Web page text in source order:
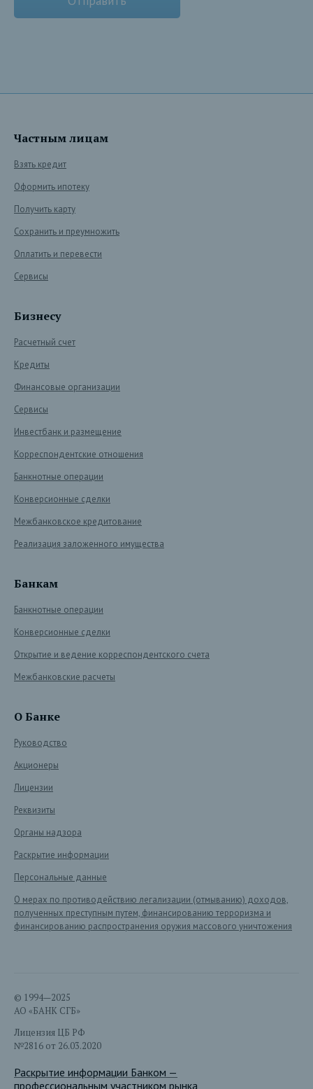
Частным лицам
Взять кредит
Оформить ипотеку
Получить карту
Сохранить и преумножить
Оплатить и перевести
Сервисы
Бизнесу
Расчетный счет
Кредиты
Финансовые организации
Сервисы
Инвестбанк и размещение
Корреспондентские отношения
Банкнотные операции
Конверсионные сделки
Межбанковское кредитование
Реализация заложенного имущества
Банкам
Банкнотные операции
Конверсионные сделки
Открытие и ведение корреспондентского счета
Межбанковские расчеты
О Банке
Руководство
Акционеры
Лицензии
Реквизиты
Органы надзора
Раскрытие информации
Персональные данные
О мерах по противодействию легализации (отмыванию) доходов,
полученных преступным путем, финансированию терроризма и
финансированию распространения оружия массового уничтожения
© 1994—2025
АО «БАНК СГБ»
Лицензия ЦБ РФ
№2816 от 26.03.2020
Раскрытие информации Банком —
профессиональным участником рынка